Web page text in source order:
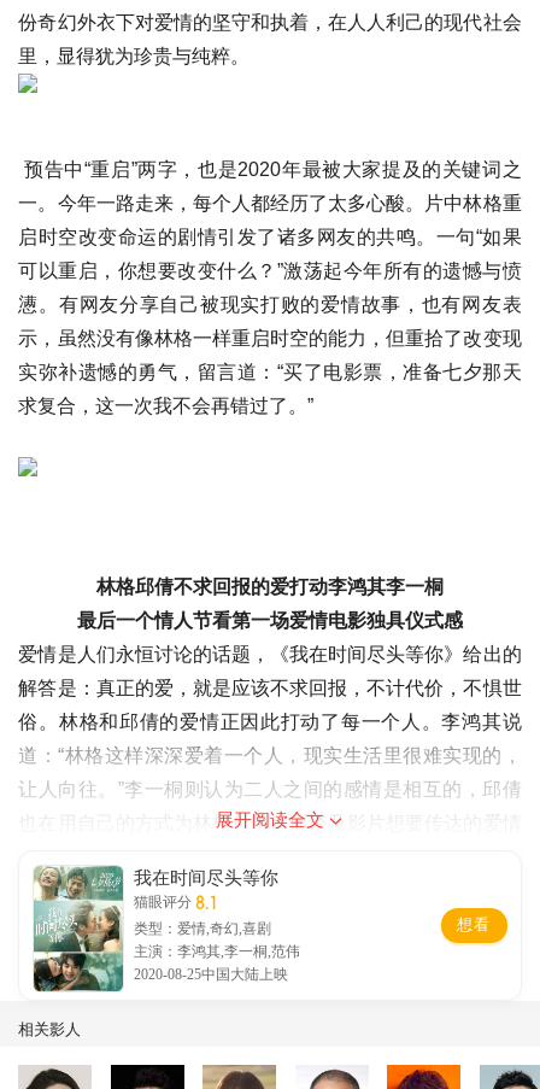
份奇幻外衣下对爱情的坚守和执着，在人人利己的现代社会
里，显得犹为珍贵与纯粹。
预告中“重启”两字，也是2020年最被大家提及的关键词之
一。今年一路走来，每个人都经历了太多心酸。片中林格重
启时空改变命运的剧情引发了诸多网友的共鸣。一句“如果
可以重启，你想要改变什么？”激荡起今年所有的遗憾与愤
懑。有网友分享自己被现实打败的爱情故事，也有网友表
示，虽然没有像林格一样重启时空的能力，但重拾了改变现
实弥补遗憾的勇气，留言道：“买了电影票，准备七夕那天
求复合，这一次我不会再错过了。”
林格邱倩不求回报的爱打动李鸿其李一桐
最后一个情人节看第一场爱情电影独具仪式感
爱情是人们永恒讨论的话题，《我在时间尽头等你》给出的
解答是：真正的爱，就是应该不求回报，不计代价，不惧世
俗。林格和邱倩的爱情正因此打动了每一个人。李鸿其说
道：“林格这样深深爱着一个人，现实生活里很难实现的，
让人向往。”李一桐则认为二人之间的感情是相互的，邱倩
也在用自己的方式为林格付出。而谈及影片想要传达的爱情
要追逐的爱情。
找到那个和你一起看电影的人了吗？”拨动了观众的情绪。
七夕是一年里最后一个正式情人节了，而今年214、520情
展开阅读全文
我在时间尽头等你
猫眼评分 8.1
类型：爱情,奇幻,喜剧
主演：李鸿其,李一桐,范伟
2020-08-25中国大陆上映
想看
相关影人